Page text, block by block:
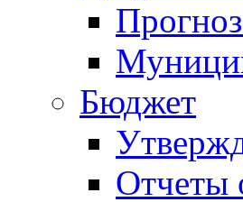
Бюджет
Отчеты